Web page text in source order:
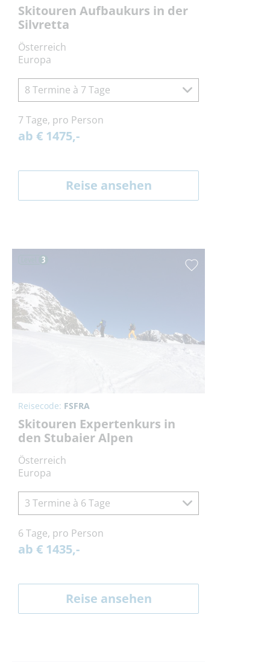
Skitouren Aufbaukurs in der
Silvretta
Österreich
Europa
8 Termine à 7 Tage
7 Tage, pro Person
ab € 1475,-
Reise ansehen
Reisecode: FSFRA
Skitouren Expertenkurs in
den Stubaier Alpen
Österreich
Europa
3 Termine à 6 Tage
6 Tage, pro Person
ab € 1435,-
Reise ansehen